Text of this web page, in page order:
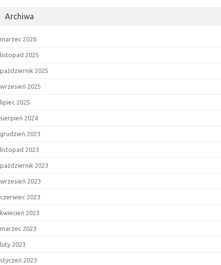
Archiwa
marzec 2026
listopad 2025
październik 2025
wrzesień 2025
lipiec 2025
sierpień 2024
grudzień 2023
listopad 2023
październik 2023
wrzesień 2023
czerwiec 2023
kwiecień 2023
marzec 2023
luty 2023
styczeń 2023